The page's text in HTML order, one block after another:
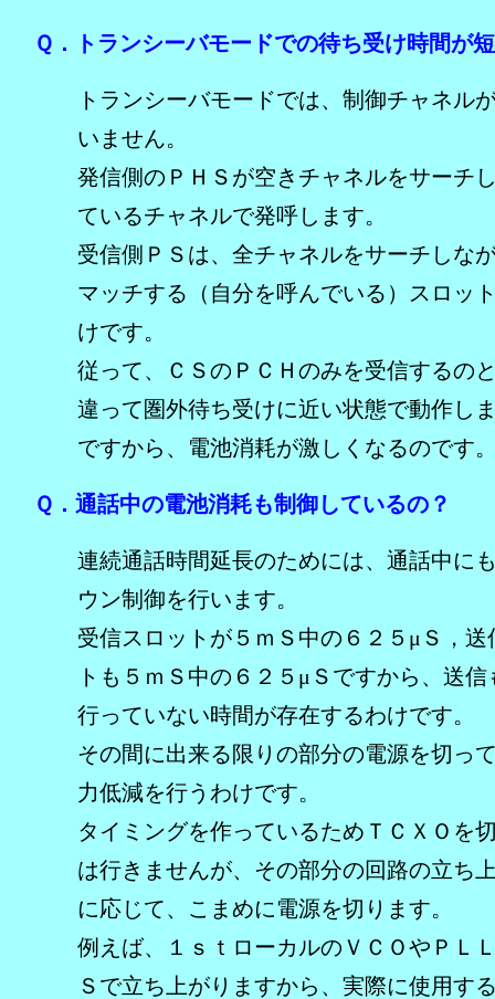
Ｑ．トランシーバモードでの待ち受け時間が
トランシーバモードでは、制御チャネル
いません。
発信側のＰＨＳが空きチャネルをサーチ
ているチャネルで発呼します。
受信側ＰＳは、全チャネルをサーチしな
マッチする（自分を呼んでいる）スロッ
けです。
従って、ＣＳのＰＣＨのみを受信するの
違って圏外待ち受けに近い状態で動作し
ですから、電池消耗が激しくなるのです
Ｑ．通話中の電池消耗も制御しているの？
連続通話時間延長のためには、通話中に
ウン制御を行います。
受信スロットが５ｍＳ中の６２５μＳ，送
トも５ｍＳ中の６２５μＳですから、送信
行っていない時間が存在するわけです。
その間に出来る限りの部分の電源を切っ
力低減を行うわけです。
タイミングを作っているためＴＣＸＯを
は行きませんが、その部分の回路の立ち
に応じて、こまめに電源を切ります。
例えば、１ｓｔローカルのＶＣＯやＰＬ
Ｓで立ち上がりますから、実際に使用す